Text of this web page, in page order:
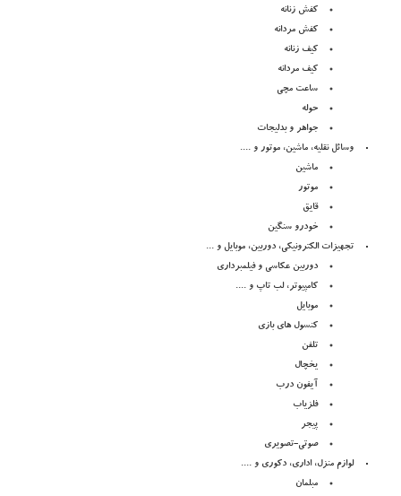
کفش زنانه
کفش مردانه
کیف زنانه
کیف مردانه
ساعت مچی
حوله
جواهر و بدلیجات
وسائل نقلیه، ماشین، موتور و ....
ماشین
موتور
قایق
خودرو سنگین
تجهیزات الکترونیکی، دوربین، موبایل و ...
دوربین عکاسی و فیلمبرداری
کامپیوتر، لب تاپ و ....
موبایل
کنسول های بازی
تلفن
یخچال
آیفون درب
فلزیاب
پیجر
صوتی-تصویری
لوازم منزل، اداری، دکوری و ....
مبلمان